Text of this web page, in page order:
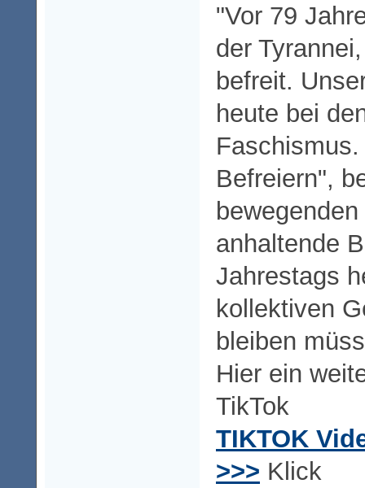
"Vor 79
der
befreit.
heute bei
Befreiern",
anhaltende
Jahrestags
kollektiven
bleiben
Hier ein
TikTok
TIKTOK
>>> Klick